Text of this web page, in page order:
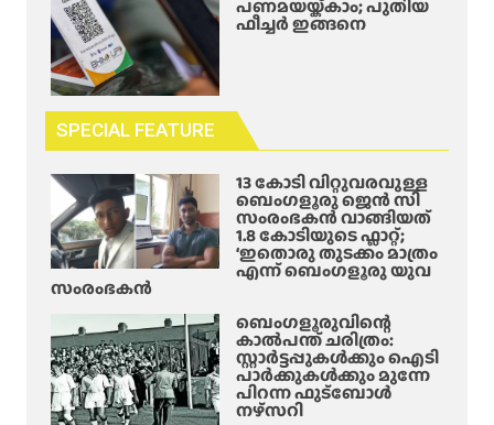
പണമയയ്ക്കാം; പുതിയ
ഫീച്ചർ ഇങ്ങനെ
SPECIAL FEATURE
13 കോടി വിറ്റുവരവുള്ള
ബെംഗളൂരു ജെൻ സി
സംരംഭകൻ വാങ്ങിയത്
1.8 കോടിയുടെ ഫ്ലാറ്റ്;
‘ഇതൊരു തുടക്കം മാത്രം
എന്ന് ബെംഗളൂരു യുവ
സംരംഭകൻ
ബെംഗളൂരുവിന്റെ
കാൽപന്ത് ചരിത്രം:
സ്റ്റാർട്ടപ്പുകൾക്കും ഐടി
പാർക്കുകൾക്കും മുന്നേ
പിറന്ന ഫുട്ബോൾ
നഴ്സറി